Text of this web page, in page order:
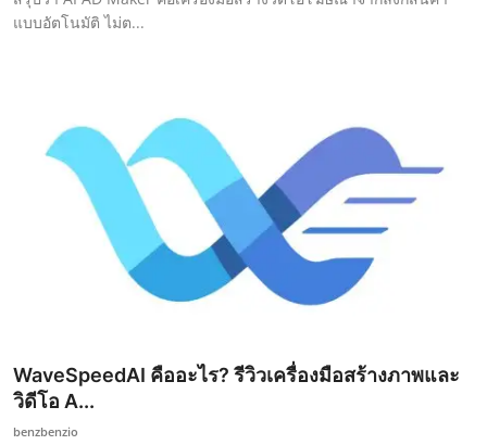
แบบอัตโนมัติ ไม่ต...
WaveSpeedAI คืออะไร? รีวิวเครื่องมือสร้างภาพและ
วิดีโอ A...
benzbenzio